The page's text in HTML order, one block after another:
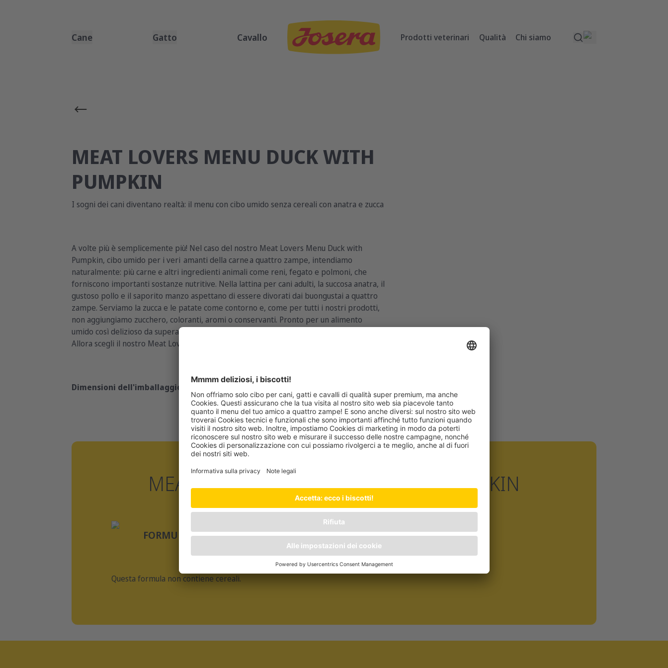
Cane Gatto Cavallo Prodotti veterinari Qualità Chi siamo
MEAT LOVERS MENU DUCK WITH
PUMPKIN
I sogni dei cani diventano realtà: il menu con cibo umido senza cereali con anatra e zucca
A volte più è semplicemente più! Nel caso del nostro Meat Lovers Menu Duck with
Pumpkin, cibo umido per i veri amanti della carne a quattro zampe, intendiamo
naturalmente: più carne e altri ingredienti animali come reni, fegato e polmoni, che
forniscono importanti sostanze nutritive. Nella lattina per cani adulti, la succosa anatra, il
gustoso pollo e il saporito manzo aspettano di essere divorati dai buongustai a quattro
zampe. Serviamo la zucca e le patate come contorno e, come per tutti i nostri prodotti,
non aggiungiamo zucchero, coloranti, aromi o conservanti. Pronto per un alimento
umido così delizioso da superare i sogni più sfrenati del tuo amico a quattro zampe?
Allora scegli il nostro Meat Lovers Menu Duck with Pumpkin!
Dimensioni dell'imballaggio: 6x800g
MEAT LOVERS MENU DUCK WITH PUMPKIN
benefici
FORMULA SENZA CEREALI
Questa formula non contiene cereali.